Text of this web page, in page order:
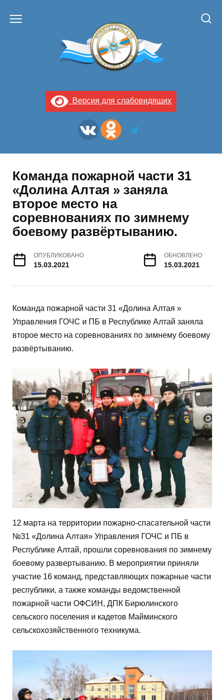
Версия для слабовидящих
Команда пожарной части 31
«Долина Алтая » заняла
второе место на
соревнованиях по зимнему
боевому развёртыванию.
ОПУБЛИКОВАНО
15.03.2021
ОБНОВЛЕНО
15.03.2021
Команда пожарной части 31 «Долина Алтая »
Управления ГОЧС и ПБ в Республике Алтай заняла
второе место на соревнованиях по зимнему боевому
развёртыванию.
12 марта на территории пожарно-спасательной части
№31 «Долина Алтая» Управления ГОЧС и ПБ в
Республике Алтай, прошли соревнования по зимнему
боевому развертыванию. В мероприятии приняли
участие 16 команд, представляющих пожарные части
республики, а также команды ведомственной
пожарной части ОФСИН, ДПК Бирюлинского
сельского поселения и кадетов Майминского
сельскохозяйственного техникума.